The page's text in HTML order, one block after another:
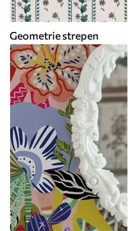
Geometrie strepen